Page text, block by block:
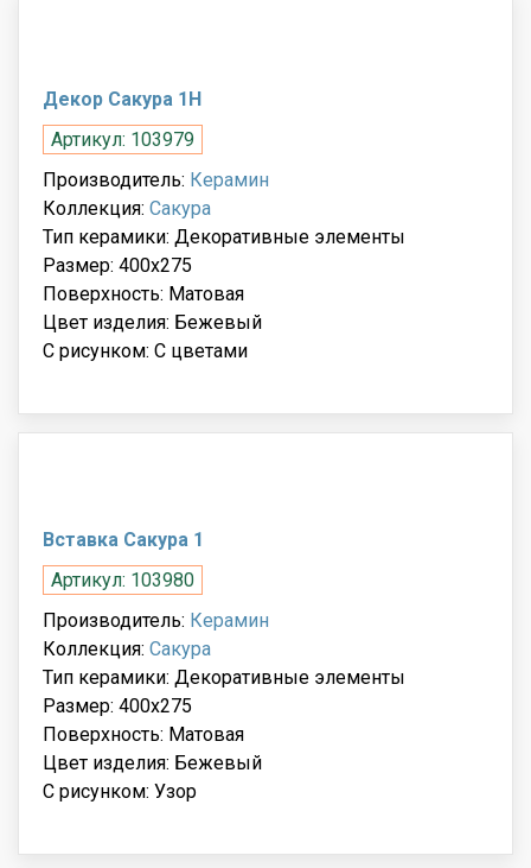
Декор Сакура 1Н
Артикул: 103979
Производитель: Керамин
Коллекция: Сакура
Тип керамики: Декоративные элементы
Размер: 400x275
Поверхность: Матовая
Цвет изделия: Бежевый
С рисунком: С цветами
Вставка Сакура 1
Артикул: 103980
Производитель: Керамин
Коллекция: Сакура
Тип керамики: Декоративные элементы
Размер: 400x275
Поверхность: Матовая
Цвет изделия: Бежевый
С рисунком: Узор